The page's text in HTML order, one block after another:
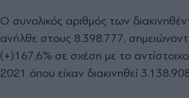
Ο συνολικός αριθμός των
ανήλθε στους 8.398.777,
(+)167,6% σε σχέση με το
2021 όπου είχαν διακινηθεί